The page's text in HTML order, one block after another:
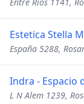
Estetica Stella
España 5288,
Indra - Espacio
L N Alem 1239,